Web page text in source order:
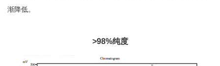
渐降低。
>98%纯度